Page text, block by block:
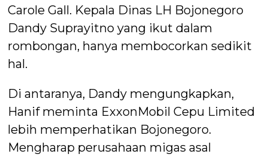
Carole Gall. Kepala Dinas LH Bojonegoro
Dandy Suprayitno yang ikut dalam
rombongan, hanya membocorkan sedikit
hal.
Di antaranya, Dandy mengungkapkan,
Hanif meminta ExxonMobil Cepu Limited
lebih memperhatikan Bojonegoro.
Mengharap perusahaan migas asal